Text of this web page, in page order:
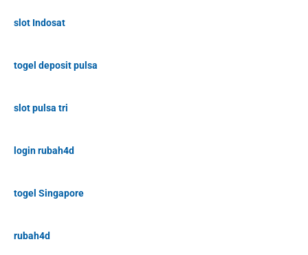
slot Indosat
togel deposit pulsa
slot pulsa tri
login rubah4d
togel Singapore
rubah4d